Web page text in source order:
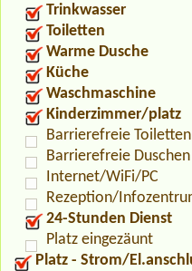
Trinkwasser
Toiletten
Warme Dusche
Küche
Waschmaschine
Kinderzimmer/platz
Barrierefreie Toiletten
Barrierefreie Duschen
Internet/WiFi/PC
Rezeption/
24-Stunden Dienst
Platz eingezäunt
Platz - Strom/